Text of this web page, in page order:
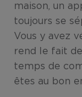
maison, un
toujours se
Vous y avez
rend le fait
temps de
êtes au bon